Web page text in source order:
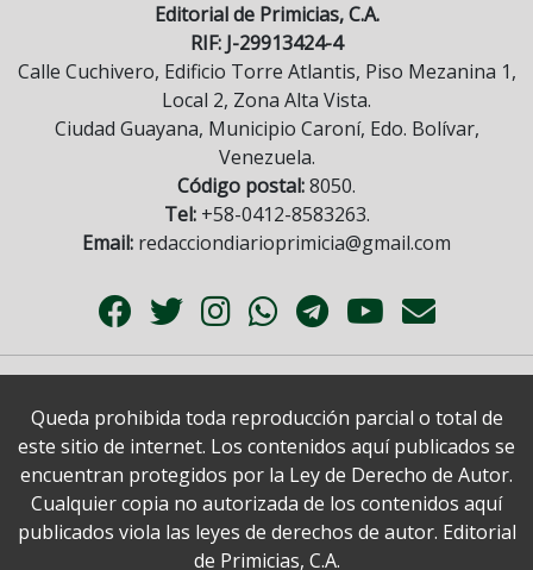
Editorial de Primicias, C.A.
RIF: J-29913424-4
Calle Cuchivero, Edificio Torre Atlantis, Piso Mezanina 1,
Local 2, Zona Alta Vista.
Ciudad Guayana, Municipio Caroní, Edo. Bolívar,
Venezuela.
Código postal:8050.
Tel:+58-0412-8583263.
Email: redacciondiarioprimicia@gmail.com
Queda prohibida toda reproducción parcial o total de
este sitio de internet. Los contenidos aquí publicados se
encuentran protegidos por la Ley de Derecho de Autor.
Cualquier copia no autorizada de los contenidos aquí
publicados viola las leyes de derechos de autor. Editorial
de Primicias, C.A.